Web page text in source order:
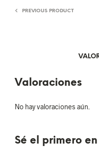
PREVIOUS PRODUCT
Valoraciones
No hay valoraciones aún.
Sé el primero